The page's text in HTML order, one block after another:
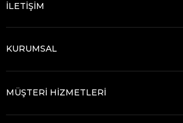
İLETİŞİM
KURUMSAL
MÜŞTERİ HİZMETLERİ